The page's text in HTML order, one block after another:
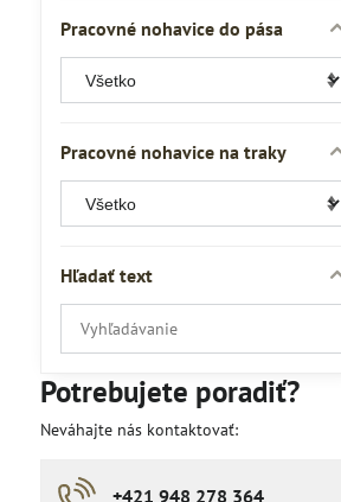
Pracovné nohavice do pása
Pracovné nohavice na traky
Hľadať text
Prehľadať
výsledky
fulltextom
Potrebujete poradiť?
Neváhajte nás kontaktovať:
+421 948 278 364